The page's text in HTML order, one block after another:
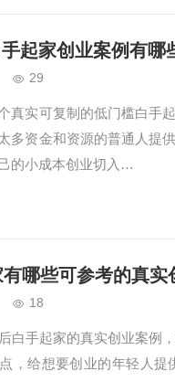
起家创业案例有哪
29
真实可复制的低门槛白手
多资金和资源的普通人提
的小成本创业切入…
哪些可参考的真实
18
白手起家的真实创业案例
，给想要创业的年轻人